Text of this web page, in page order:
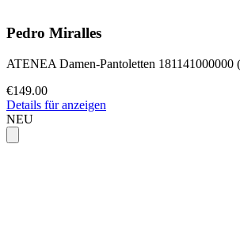
Pedro Miralles
ATENEA Damen-Pantoletten 181141000000
€149.00
Details für anzeigen
NEU